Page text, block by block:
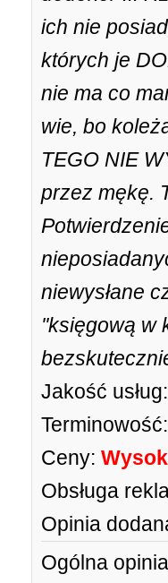
ich nie
których je
nie ma co
wie, bo
TEGO NIE
przez mękę.
niewysłane
''księgową w
Jakość usług:
Terminowość:
Ceny:
Obsługa
Opinia
Ogólna